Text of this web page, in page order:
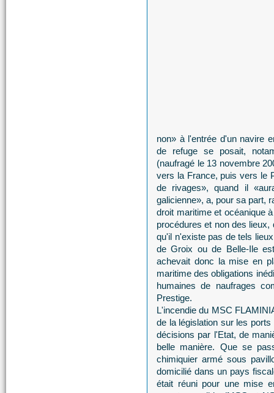
non» à l'entrée d'un navire
de refuge se posait,
(naufragé le 13 novembre
vers la France, puis vers le
de rivages», quand il
galicienne», a, pour sa part,
droit maritime et océanique
procédures et non des
qu'il n'existe pas de tels
de Groix ou de Belle-Ile
achevait donc la mise en
maritime des obligations
humaines de naufrages
Prestige.
L'incendie du MSC
de la législation sur les
décisions par l'Etat, de
belle manière. Que se
chimiquier armé sous
domicilié dans un pays
était réuni pour une mise